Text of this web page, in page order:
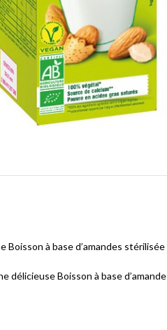
Boisson à base d’amandes
délicieuse Boisson à base